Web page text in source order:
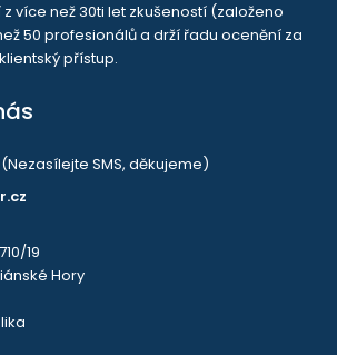
více než 30ti let zkušeností (založeno
50 profesionálů a drží řadu ocenění za
přístup.
(Nezasílejte SMS, děkujeme)
19
Hory